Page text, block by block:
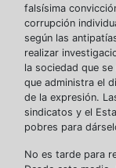
falsísima
corrupción
según las
realizar
la sociedad que
que administra el
de la expresión.
sindicatos y el
pobres para
No es tarde para